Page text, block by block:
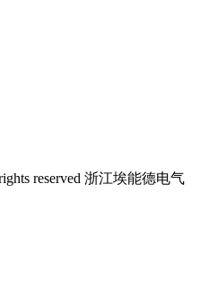
reserved 浙江埃能德电气